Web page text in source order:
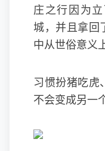
庄之行因为
城，并且拿回
中从世俗意义
习惯扮猪吃虎
不会变成另一